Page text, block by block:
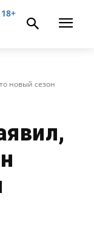
18+
новый сезон